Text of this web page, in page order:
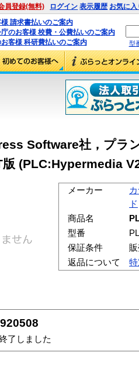
員登録(無料) ログイン 表示履歴 お気に入
請求書払いのご案内
のお客様 校費・公費払いのご案内
客様 科研費払いのご案内
型
Software社，プラ
(PLC:Hypermedia
メーカー
ド
商品名
型番
保証条件
返品について
了しました